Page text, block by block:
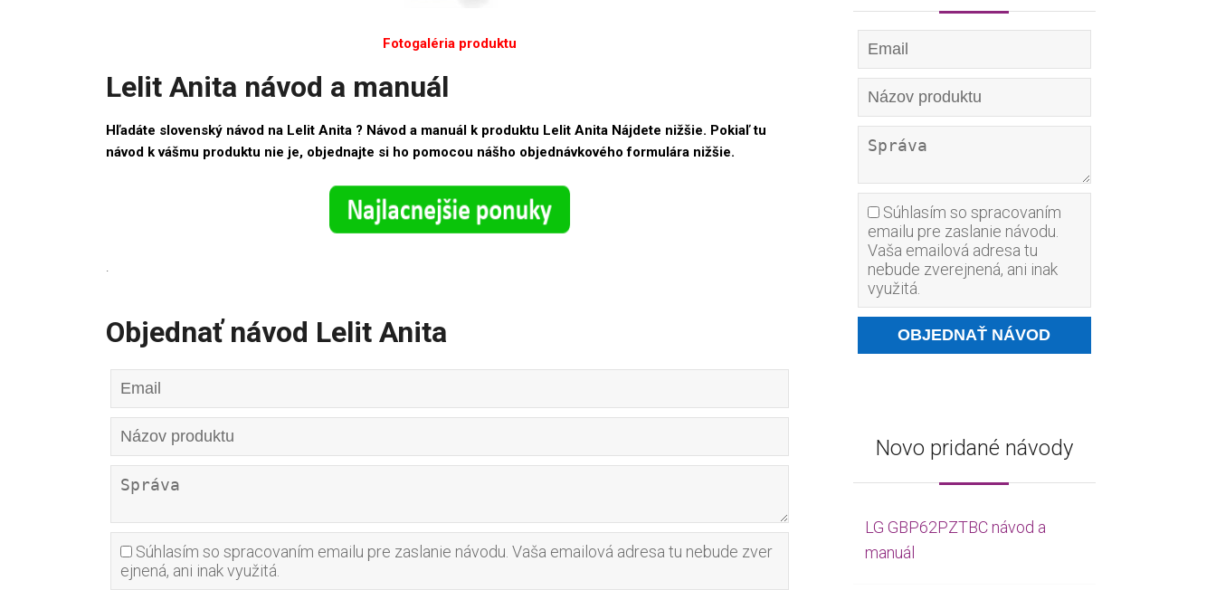
Fotogaléria produktu
Lelit Anita návod a manuál
Hľadáte slovenský návod na Lelit Anita ? Návod a manuál k produktu Lelit Anita Nájdete nižšie. Pokiaľ tu
návod k vášmu produktu nie je, objednajte si ho pomocou nášho objednávkového formulára nižšie.
.
Objednať návod Lelit Anita
Súhlasím so spracovaním emailu pre zaslanie návodu. Vaša emailová adresa tu nebude zver
ejnená, ani inak využitá.
Súhlasím so spracovaním
emailu pre zaslanie návodu.
Vaša emailová adresa tu
nebude zverejnená, ani inak
využitá.
Novo pridané návody
LG GBP62PZTBC návod a
manuál